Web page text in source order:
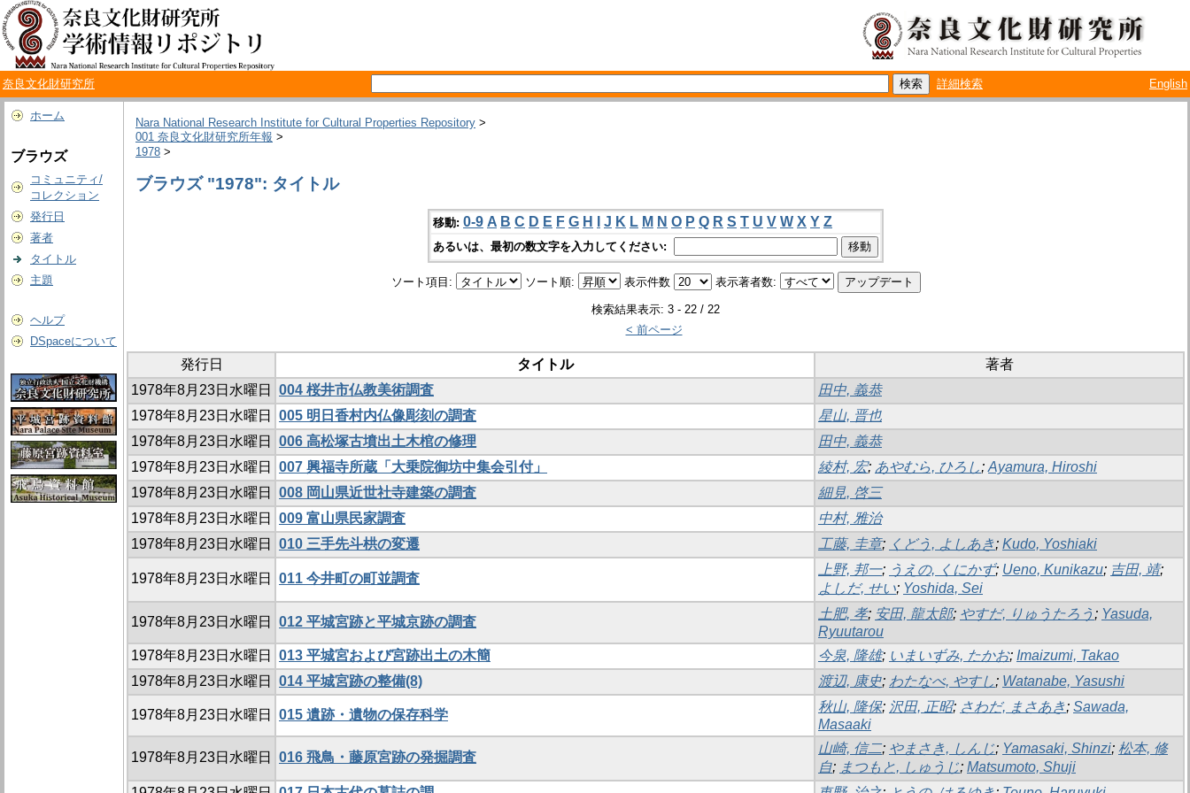
奈良文化財研究所 詳細検索 English
ホーム
ブラウズ
コミュニティ/
コレクション
発行日
著者
タイトル
主題
ヘルプ
DSpaceについて
Nara National Research Institute for Cultural Properties Repository >
001 奈良文化財研究所年報 >
1978 >
ブラウズ "1978": タイトル
移動: 0-9 A B C D E F G H J K L M N O P Q R S T U V W X Y Z
あるいは、最初の数文字を入力してください:
ソート項目: ソート順: 表示件数 表示著者数:
検索結果表示: 3 - 22 / 22
< 前ページ
発行日 タイトル
著者
1978年8月23日水曜日
004 桜井市仏教美術調査
田中, 義恭
1978年8月23日水曜日
005 明日香村内仏像彫刻の調査
星山, 晋也
1978年8月23日水曜日
006 高松塚古墳出土木棺の修理
田中, 義恭
1978年8月23日水曜日
007 興福寺所蔵「大乗院御坊中集会引付」 綾村, 宏; あやむら, ひろし; Ayamura, Hiroshi
1978年8月23日水曜日
008 岡山県近世社寺建築の調査
細見, 啓三
1978年8月23日水曜日
009 富山県民家調査
中村, 雅治
1978年8月23日水曜日
010 三手先斗栱の変遷 工藤, 圭章; くどう, よしあき; Kudo, Yoshiaki
1978年8月23日水曜日 011 今井町の町並調査
上野, 邦一; うえの, くにかず; Ueno, Kunikazu; 吉田, 靖;
よしだ, せい; Yoshida, Sei
1978年8月23日水曜日 012 平城宮跡と平城京跡の調査
土肥, 孝; 安田, 龍太郎; やすだ, りゅうたろう ; Yasuda,
Ryuutarou
1978年8月23日水曜日
013 平城宮および宮跡出土の木簡 今泉, 隆雄; いまいずみ, たかお; Imaizumi, Takao
1978年8月23日水曜日
014 平城宮跡の整備(8) 渡辺, 康史; わたなべ, やすし; Watanabe, Yasushi
1978年8月23日水曜日 015 遺跡・遺物の保存科学
秋山, 隆保; 沢田, 正昭; さわだ, まさあき; Sawada,
Masaaki
1978年8月23日水曜日 016 飛鳥・藤原宮跡の発掘調査
山崎, 信二; やまさき, しんじ; Yamasaki, Shinzi; 松本, 修
自; まつもと, しゅうじ; Matsumoto, Shuji